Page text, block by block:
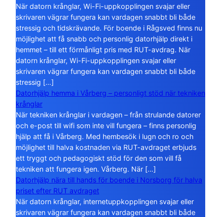
När datorn krånglar, Wi-Fi-uppkopplingen svajar eller
skrivaren vägrar fungera kan vardagen snabbt bli både
stressig och tidskrävande. För boende i Rågsved finns nu
möjlighet att få snabb och personlig datorhjälp direkt i
hemmet – till ett förmånligt pris med RUT-avdrag. När
datorn krånglar, Wi-Fi-uppkopplingen svajar eller
skrivaren vägrar fungera kan vardagen snabbt bli både
stressig […]
Datorhjälp hemma i Vårberg – personligt stöd när tekniken
krånglar
När tekniken krånglar i vardagen – från strulande datorer
och e-post till wifi som inte vill fungera – finns personlig
hjälp att få i Vårberg. Med hembesök i lugn och ro och
möjlighet till halva kostnaden via RUT-avdraget erbjuds
ett tryggt och pedagogiskt stöd för den som vill få
tekniken att fungera igen. Vårberg. När […]
Datorhjälp nära till hands för boende i Norsborg för halva
priset efter RUT avdraget
När datorn krånglar, internetuppkopplingen svajar eller
skrivaren vägrar fungera kan vardagen snabbt bli både